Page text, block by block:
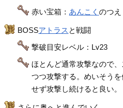
赤い宝箱： あんこくのつえ
BOSSアトラス と戦闘
撃破目安レベル：Lv23
ほとんど通常攻撃なので
つつ攻撃する。めいそう
せず攻撃し続けると良い。